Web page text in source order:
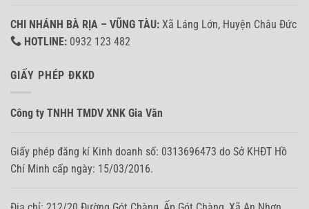
CHI NHÁNH BÀ RỊA – VŨNG TÀU: Xã Láng Lớn, Huyện Châu Đức
HOTLINE: 0932 123 482
GIẤY PHÉP ĐKKD
Công ty TNHH TMDV XNK Gia Văn
Giấy phép đăng kí Kinh doanh số: 0313696473 do Sở KHĐT Hồ
Chí Minh cấp ngày: 15/03/2016.